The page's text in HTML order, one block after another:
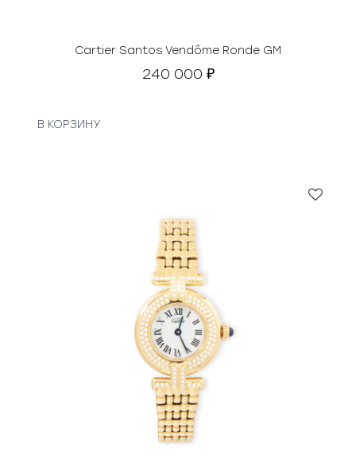
Cartier Santos Vendôme Ronde GM
240 000 ₽
В КОРЗИНУ